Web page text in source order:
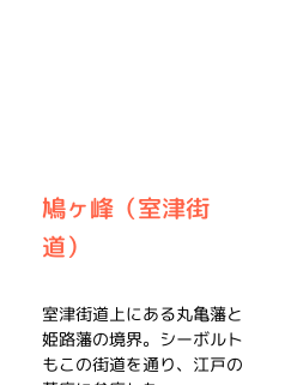
鳩ヶ峰（室津街
道）
室津街道上にある丸亀藩と
姫路藩の境界。シーボルト
もこの街道を通り、江戸の